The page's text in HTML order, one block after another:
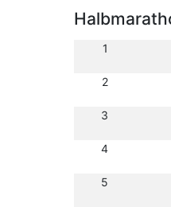
1
2
3
4
5